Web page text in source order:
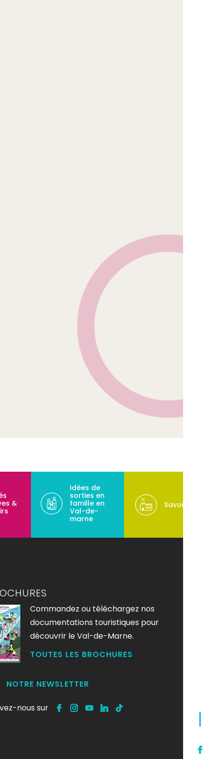
&
Idées de
sorties en
famille en
Val-de-
marne
Savoir-faire
Commandez ou téléchargez nos
documentations touristiques pour
découvrir le Val-de-Marne.
TOUTES LES BROCHURES
NOTRE NEWSLETTER
nous sur